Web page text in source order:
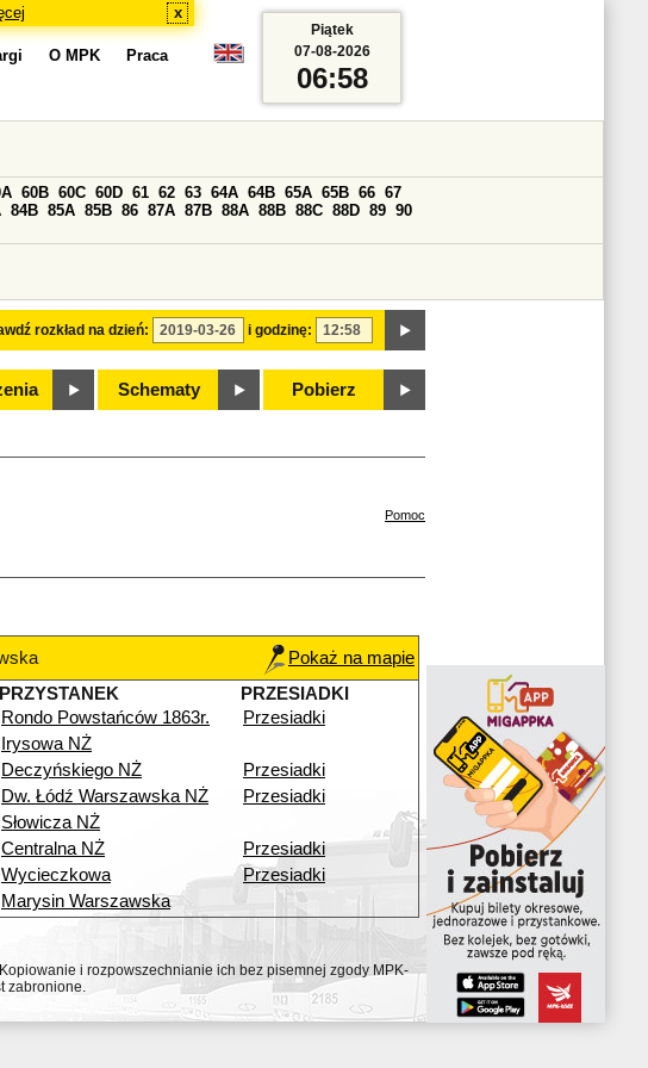
x
O MPK Praca
rozkład na dzień: i godzinę:
60B 60C 60D 61 62 63 64A 64B 65A 65B 66 67
84B 85A 85B 86 87A 87B 88A 88B 88C 88D 89 90
Schematy Pobierz
Piątek
07-08-2026
06:58
Pomoc
Pokaż na mapie
PRZYSTANEK
PRZESIADKI
Rondo Powstańców 1863r.
Przesiadki
Irysowa NŻ
Deczyńskiego NŻ
Przesiadki
Dw. Łódź Warszawska NŻ
Przesiadki
Słowicza NŻ
Centralna NŻ
Przesiadki
Wycieczkowa
Przesiadki
Marysin Warszawska
i rozpowszechnianie ich bez pisemnej zgody MPK-
zabronione.